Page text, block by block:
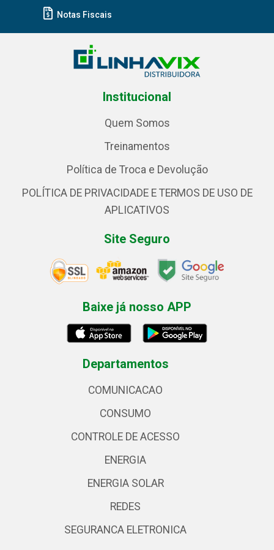
Notas Fiscais
Institucional
Quem Somos
Treinamentos
Política de Troca e Devolução
POLÍTICA DE PRIVACIDADE E TERMOS DE USO DE
APLICATIVOS
Site Seguro
Baixe já nosso APP
Departamentos
COMUNICACAO
CONSUMO
CONTROLE DE ACESSO
ENERGIA
ENERGIA SOLAR
REDES
SEGURANCA ELETRONICA